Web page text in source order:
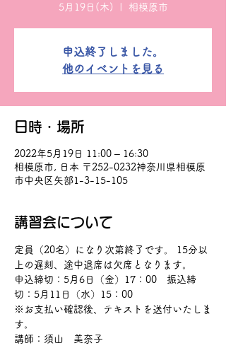
5月19日(木) 相模原市
申込終了しました。
他のイベントを見る
日時・場所
2022年5月19日 11:00 – 16:30
相模原市, 日本 〒252-0232神奈川県相模原
市中央区矢部1-3-15-105
講習会について
定員（20名）になり次第終了です。 15分以
上の遅刻、途中退席は欠席となります。
申込締切：5月6日（金）17：00　振込締
切：5月11日（水）15：00
※お支払い確認後、テキストを送付いたしま
す。
講師：須山　美奈子